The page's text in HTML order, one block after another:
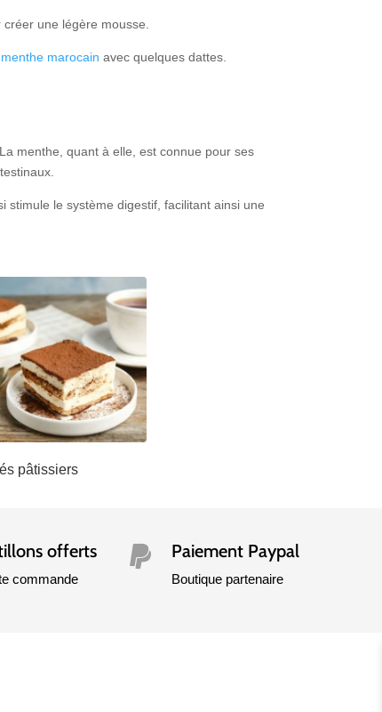
une légère mousse.
marocain avec quelques dattes.
menthe, quant à elle, est connue pour ses
stimule le système digestif, facilitant ainsi une
pâtissiers
offerts
commande
 Paiement Paypal
Boutique partenaire